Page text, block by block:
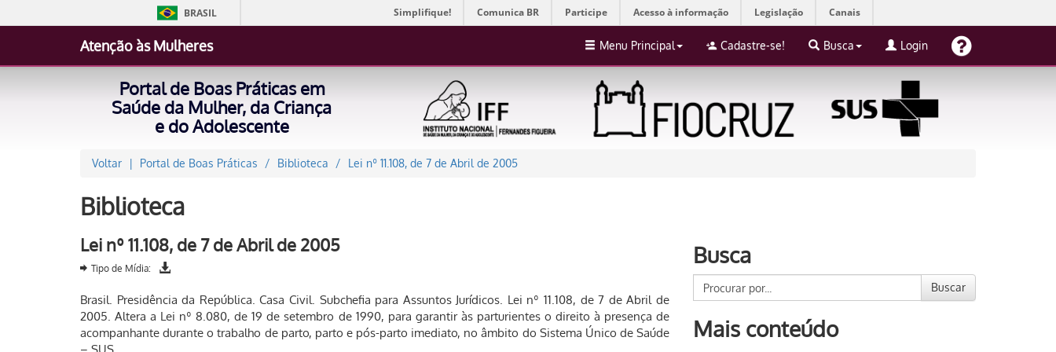
BRASIL Simplifique! Comunica BR Participe Acesso à informação Legislação Canais
Atenção às Mulheres Menu Principal Cadastre-se! Busca Login
Portal de Boas Práticas em
Saúde da Mulher, da Criança
e do Adolescente
Voltar Portal de Boas Práticas Biblioteca Lei nº 11.108, de 7 de Abril de 2005
Biblioteca
Lei nº 11.108, de 7 de Abril de 2005
Tipo de Mídia:
Brasil. Presidência da República. Casa Civil. Subchefia para Assuntos Jurídicos. Lei nº 11.108, de 7 de Abril de
2005. Altera a Lei nº 8.080, de 19 de setembro de 1990, para garantir às parturientes o direito à presença de
acompanhante durante o trabalho de parto, parto e pós-parto imediato, no âmbito do Sistema Único de Saúde
Busca
Buscar
Mais conteúdo